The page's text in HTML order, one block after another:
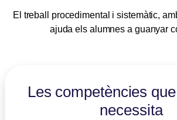
El treball procedimental i sistemàtic,
ajuda els alumnes a guanyar
Les competències
necessita